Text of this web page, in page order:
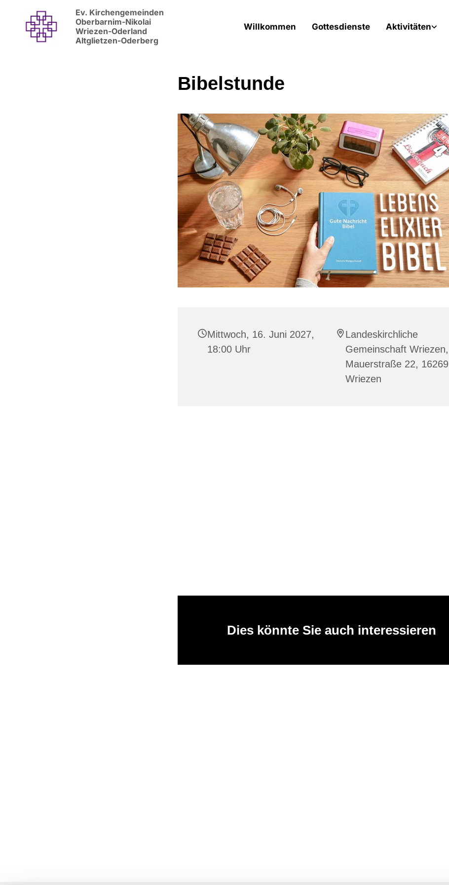
Ev. Kirchengemeinden
Oberbarnim-Nikolai
Wriezen-Oderland
Altglietzen-Oderberg
Willkommen Gottesdienste Aktivitäten
Bibelstunde
Mittwoch, 16. Juni 2027,
18:00 Uhr
Landeskirchliche
Gemeinschaft Wriezen,
Mauerstraße 22, 16269
Wriezen
Dies könnte Sie auch interessieren